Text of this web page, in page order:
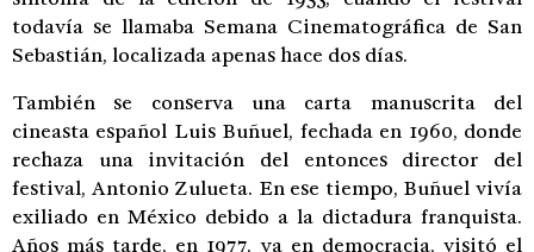
todavía se llamaba Semana Cinematográfica de San
Sebastián, localizada apenas hace dos días.
También se conserva una carta manuscrita del
cineasta español Luis Buñuel, fechada en 1960, donde
rechaza una invitación del entonces director del
festival, Antonio Zulueta. En ese tiempo, Buñuel vivía
exiliado en México debido a la dictadura franquista.
Años más tarde, en 1977, ya en democracia, visitó el